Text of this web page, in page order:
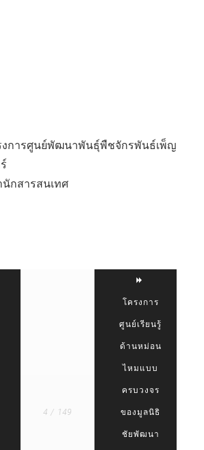
งการศูนย์พัฒนาพันธุ์พืชจักรพันธ์เพ็ญ
นักสารสนเทศ
4 / 149
โครงการ
ศูนย์เรียนรู้
ด้านหม่อน
ไหมแบบ
ครบวงจร
ของมูลนิธิ
ชัยพัฒนา